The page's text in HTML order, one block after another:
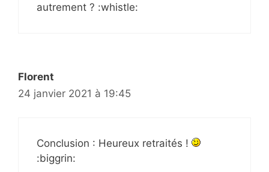
autrement ? :whistle:
Florent
24 janvier 2021 à 19:45
Conclusion : Heureux retraités !
:biggrin: